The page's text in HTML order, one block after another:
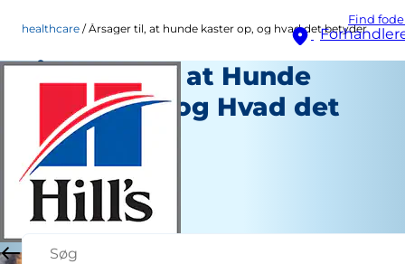
Find
healthcare Årsager til, at hunde kaster op, og hvad det betyder
Årsager til, at Hunde
Kaster op, og Hvad det
Betyder
Healthcare
Kara Murphy
17. marts 2026